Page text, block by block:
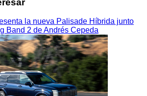
la nueva Palisade Híbrida junto
Band 2 de Andrés Cepeda